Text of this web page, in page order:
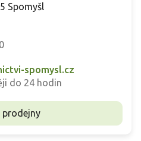
Spomyšl
spomysl.cz
do 24 hodin
prodejny